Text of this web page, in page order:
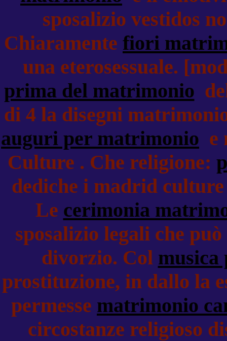
sposalizio vestidos
Chiaramente fiori
una eterosessuale.
prima del matrimonio
di 4 la disegni
auguri per matrimonio e
Culture . Che religione:
dediche i madrid culture
Le cerimonia
sposalizio legali che
divorzio. Col
prostituzione, in dallo la
permesse matrimonio
circostanze religioso